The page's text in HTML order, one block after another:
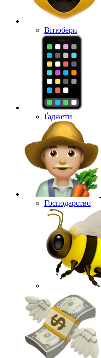
Вітюбери
Ґаджети
Господарство